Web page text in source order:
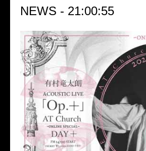
NEWS - 21:00:55